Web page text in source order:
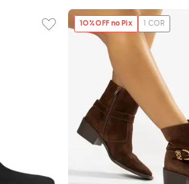
10% OFF no Pix 1 COR